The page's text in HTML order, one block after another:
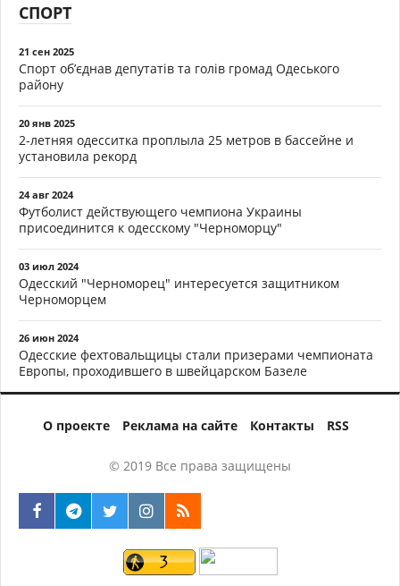
СПОРТ
21 сен 2025
Спорт об’єднав депутатів та голів громад Одеського
району
20 янв 2025
2-летняя одесситка проплыла 25 метров в бассейне и
установила рекорд
24 авг 2024
Футболист действующего чемпиона Украины
присоединится к одесскому "Черноморцу"
03 июл 2024
Одесский "Черноморец" интересуется защитником
Черноморцем
26 июн 2024
Одесские фехтовальщицы стали призерами чемпионата
Европы, проходившего в швейцарском Базеле
О проекте Реклама на сайте Контакты RSS
© 2019 Все права защищены